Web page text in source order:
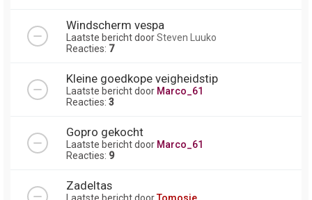
Windscherm vespa
Laatste bericht doorSteven Luuko
Reacties: 7
Kleine goedkope veigheidstip
Laatste bericht door Marco_61
Reacties: 3
Gopro gekocht
Laatste bericht door Marco_61
Reacties: 9
Zadeltas